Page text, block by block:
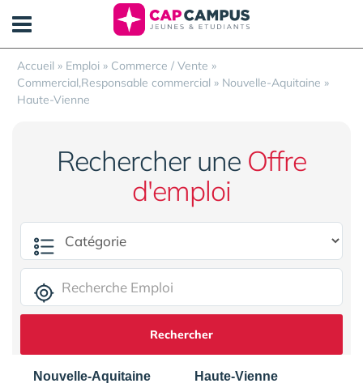
Accueil » Emploi » Commerce / Vente »
Commercial,Responsable commercial » Nouvelle-Aquitaine »
Haute-Vienne
Rechercher une Offre
d'emploi
Rechercher
Nouvelle-Aquitaine
Haute-Vienne
Panneau de gestion des cookies